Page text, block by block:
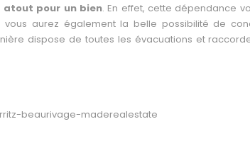
atout pour un bien. En effet, cette dépendance
aurez également la belle possibilité de
dispose de toutes les évacuations et